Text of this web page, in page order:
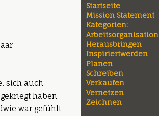
sich auch
haben.
war gefühlt
Startseite
Mission Statement
Kategorien:
Arbeitsorganisation
Herausbringen
Inspiriertwerden
Planen
Schreiben
Verkaufen
Vernetzen
Zeichnen